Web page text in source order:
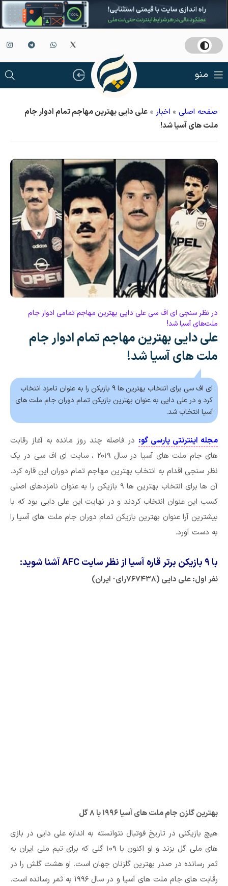
منو
صفحه اصلی » اخبار » علی دایی بهترین مهاجم تمام ادوار جام
ملت های آسیا شد!
در نظر سنجی ای اف سی علی دایی بهترین مهاجم تمامی ادوار جام
ملت‌های آسیا شد!
علی دایی بهترین مهاجم تمام ادوار جام
ملت های آسیا شد!
ای اف سی برای انتخاب بهترین ها ۹ بازیکن را به عنوان نامزد انتخاب
کرد و در علی دایی به عنوان بهترین بازیکن تمام دوران جام ملت های
آسیا انتخاب شد.
مجله اینترنتی پارسی گو: در فاصله چند روز مانده به آغاز رقابت
های جام ملت های آسیا در سال ۲۰۱۹ ، سایت ای اف سی در یک
نظر سنجی اقدام به انتخاب بهترین مهاجم تمام دوران این قاره کرد.
آن ها برای انتخاب بهترین ها ۹ بازیکن را به عنوان نامزدهای اصلی
کسب این عنوان انتخاب کردند و در نهایت این علی دایی بود که با
بیشترین آرا عنوان بهترین بازیکن تمام دوران جام ملت های آسیا را
به دست آورد.
با ۹ بازیکن برتر قاره آسیا از نظر سایت AFC آشنا شوید:
نفر اول: علی دایی (۷۶۷۴۳۸رای- ایران)
بهترین گلزن جام ملت های آسیا ۱۹۹۶ با ۸ گل
هیچ بازیکنی در تاریخ فوتبال نتوانسته به اندازه علی دایی در بازی
های ملی گل بزند و او اکنون با ۱۰۹ گلی که برای تیم ملی ایران به
ثمر رسانده در صدر بهترین گلزنان جهان است. او هشت گلش را در
رقابت های جام ملت های آسیا و در سال ۱۹۹۶ به ثمر رسانده است.